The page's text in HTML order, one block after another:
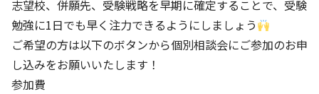
志望校、併願先、受験戦略を早期に確定することで、受験
勉強に1日でも早く注力できるようにしましょう
ご希望の方は以下のボタンから個別相談会にご参加のお申
し込みをお願いいたします！
参加費